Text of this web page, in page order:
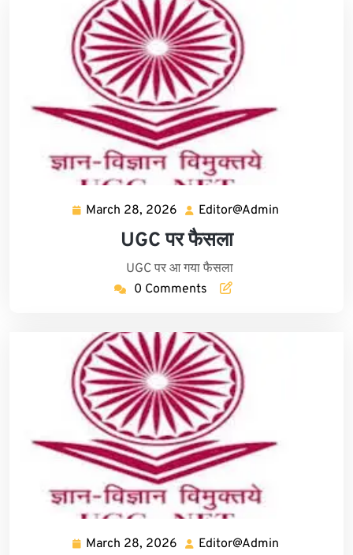
March 28, 2026 March
28,
2026
Editor@Admin
UGC पर फैसला
UGC पर आ गया फैसला
0 Comments
March 28, 2026 MarchEditor@Admin